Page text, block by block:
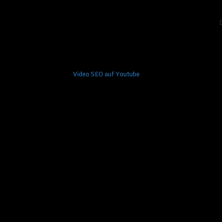
Video SEO auf Youtube